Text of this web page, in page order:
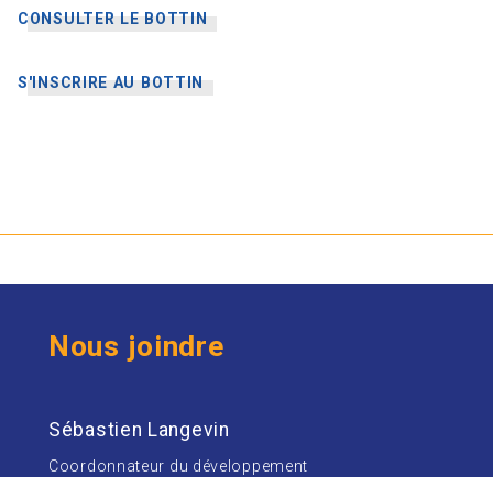
CONSULTER LE BOTTIN
S'INSCRIRE AU BOTTIN
Nous joindre
Sébastien Langevin
Coordonnateur du développement